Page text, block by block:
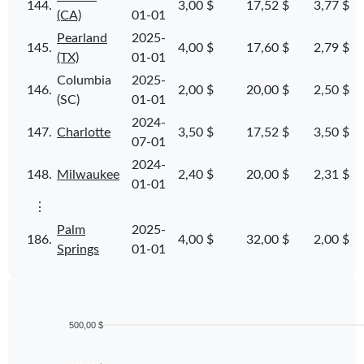
144.
(CA)
01-01
3,00 $ 17,52 $ 3,77 $
145.
Pearland
(TX)
2025-
01-01
4,00 $ 17,60 $ 2,79 $
146.
Columbia
(SC)
2025-
01-01
2,00 $ 20,00 $ 2,50 $
147. Charlotte
2024-
07-01
3,50 $ 17,52 $ 3,50 $
148. Milwaukee
2024-
01-01
2,40 $ 20,00 $ 2,31 $
⋮
186.
Palm
Springs
2025-
01-01
4,00 $ 32,00 $ 2,00 $
500,00 $